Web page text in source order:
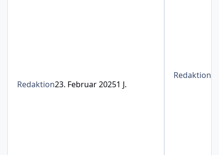
Redaktion23. Februar 20251 J.
Redaktion